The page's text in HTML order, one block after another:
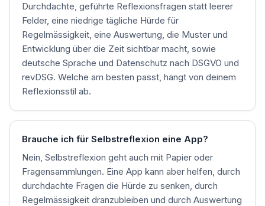
Durchdachte, geführte Reflexionsfragen statt leerer
Felder, eine niedrige tägliche Hürde für
Regelmässigkeit, eine Auswertung, die Muster und
Entwicklung über die Zeit sichtbar macht, sowie
deutsche Sprache und Datenschutz nach DSGVO und
revDSG. Welche am besten passt, hängt von deinem
Reflexionsstil ab.
Brauche ich für Selbstreflexion eine App?
Nein, Selbstreflexion geht auch mit Papier oder
Fragensammlungen. Eine App kann aber helfen, durch
durchdachte Fragen die Hürde zu senken, durch
Regelmässigkeit dranzubleiben und durch Auswertung